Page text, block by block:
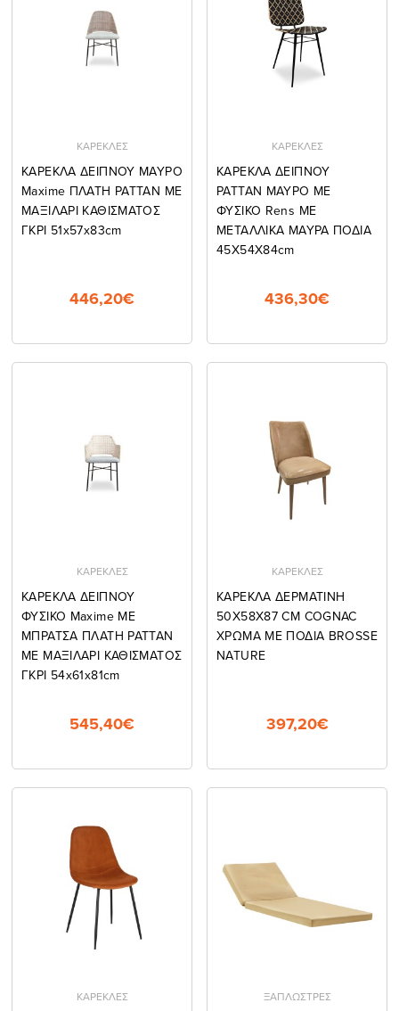
ΚΑΡΕΚΛΕΣ
ΚΑΡΕΚΛΑ ΔΕΙΠΝΟΥ ΜΑΥΡΟ
Maxime ΠΛΑΤΗ ΡΑΤΤΑΝ ΜΕ
ΜΑΞΙΛΑΡΙ ΚΑΘΙΣΜΑΤΟΣ
ΓΚΡΙ 51x57x83cm
446,20€
ΚΑΡΕΚΛΕΣ
ΚΑΡΕΚΛΑ ΔΕΙΠΝΟΥ
ΡΑΤΤΑΝ ΜΑΥΡΟ ΜΕ
ΦΥΣΙΚΟ Rens ΜΕ
ΜΕΤΑΛΛΙΚΑ ΜΑΥΡΑ ΠΟΔΙΑ
45Χ54Χ84cm
436,30€
ΚΑΡΕΚΛΕΣ
ΚΑΡΕΚΛΑ ΔΕΙΠΝΟΥ
ΦΥΣΙΚΟ Maxime ΜΕ
ΜΠΡΑΤΣΑ ΠΛΑΤΗ ΡΑΤΤΑΝ
ΜΕ ΜΑΞΙΛΑΡΙ ΚΑΘΙΣΜΑΤΟΣ
ΓΚΡΙ 54x61x81cm
545,40€
ΚΑΡΕΚΛΕΣ
ΚΑΡΕΚΛΑ ΔΕΡΜΑΤΙΝΗ
50X58X87 CM COGNAC
ΧΡΩΜΑ ΜΕ ΠΟΔΙΑ BROSSE
NATURE
397,20€
ΚΑΡΕΚΛΕΣ ΞΑΠΛΩΣΤΡΕΣ